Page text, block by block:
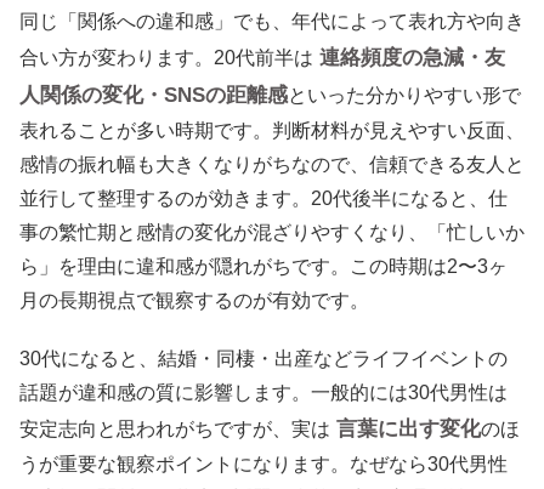
同じ「関係への違和感」でも、年代によって表れ方や向き
合い方が変わります。20代前半は 連絡頻度の急減・友
人関係の変化・SNSの距離感といった分かりやすい形で
表れることが多い時期です。判断材料が見えやすい反面、
感情の振れ幅も大きくなりがちなので、信頼できる友人と
並行して整理するのが効きます。20代後半になると、仕
事の繁忙期と感情の変化が混ざりやすくなり、「忙しいか
ら」を理由に違和感が隠れがちです。この時期は2〜3ヶ
月の長期視点で観察するのが有効です。
30代になると、結婚・同棲・出産などライフイベントの
話題が違和感の質に影響します。一般的には30代男性は
安定志向と思われがちですが、実は 言葉に出す変化のほ
うが重要な観察ポイントになります。なぜなら30代男性